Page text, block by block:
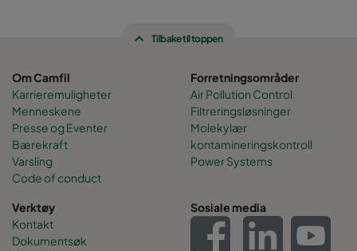
Tilbake til toppen
Om Camfil
Karrieremuligheter
Menneskene
Presse og Eventer
Bærekraft
Varsling
Code of conduct
Forretningsområder
Air Pollution Control
Filtreringsløsninger
Molekylær
kontamineringskontroll
Power Systems
Verktøy
Kontakt
Dokumentsøk
Sosiale media